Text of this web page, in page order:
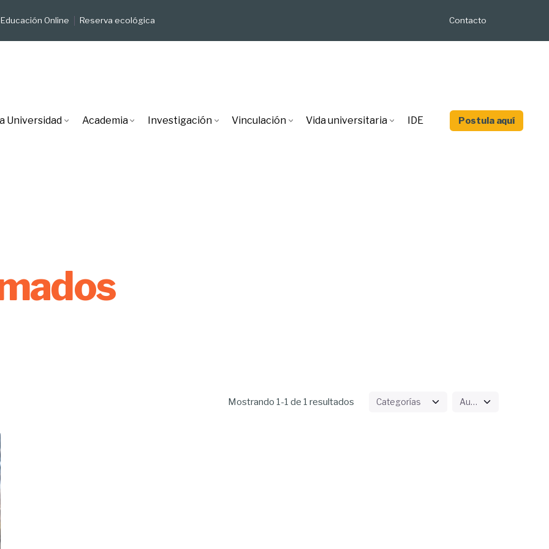
Educación Online Reserva ecológica Contacto
Universidad Academia Investigación Vinculación Vida universitaria IDE Postula aquí
Mostrando 1-1 de 1 resultados